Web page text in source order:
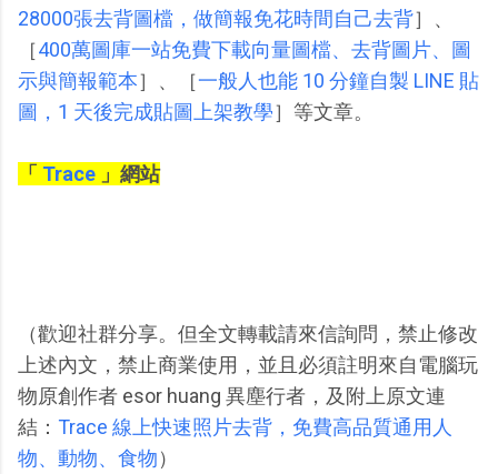
28000張去背圖檔，做簡報免花時間自己去背］、
［400萬圖庫一站免費下載向量圖檔、去背圖片、圖
示與簡報範本］、［一般人也能 10 分鐘自製 LINE 貼
圖，1 天後完成貼圖上架教學］等文章。
「 Trace 」網站
（歡迎社群分享。但全文轉載請來信詢問，禁止修改
上述內文，禁止商業使用，並且必須註明來自電腦玩
物原創作者 esor huang 異塵行者，及附上原文連
結： Trace 線上快速照片去背，免費高品質通用人
物、動物、食物）